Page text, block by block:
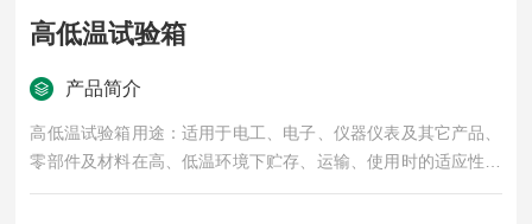
高低温试验箱
产品简介
高低温试验箱用途：适用于电工、电子、仪器仪表及其它产品、
零部件及材料在高、低温环境下贮存、运输、使用时的适应性试
验。